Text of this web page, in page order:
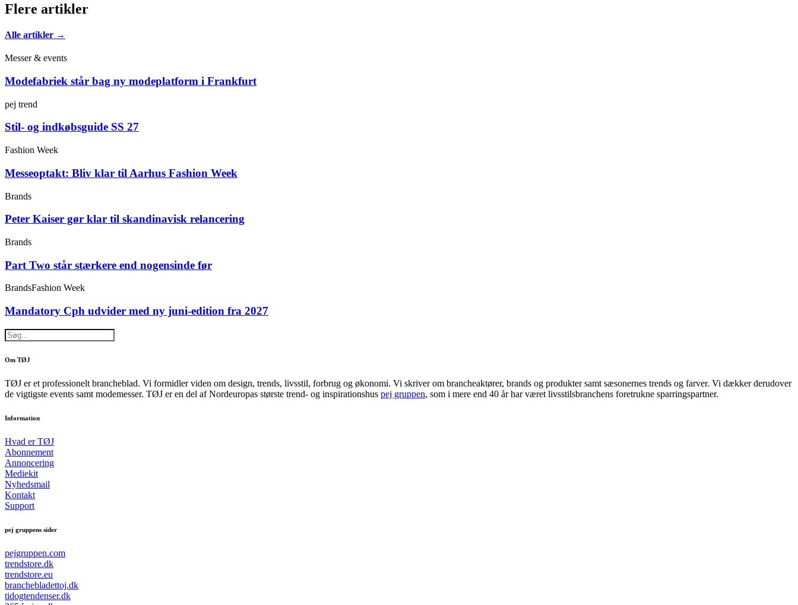
Flere artikler
Alle artikler →
Messer & events
Modefabriek står bag ny modeplatform i Frankfurt
pej trend
Stil- og indkøbsguide SS 27
Fashion Week
Messeoptakt: Bliv klar til Aarhus Fashion Week
Brands
Peter Kaiser gør klar til skandinavisk relancering
Brands
Part Two står stærkere end nogensinde før
BrandsFashion Week
Mandatory Cph udvider med ny juni-edition fra 2027
Om TØJ
TØJ er et professionelt brancheblad. Vi formidler viden om design, trends, livsstil, forbrug og økonomi. Vi skriver om brancheaktører, brands og produkter samt sæsonernes trends og farver. Vi dækker derudover
de vigtigste events samt modemesser. TØJ er en del af Nordeuropas største trend- og inspirationshus pej gruppen, som i mere end 40 år har været livsstilsbranchens foretrukne sparringspartner.
Information
Hvad er TØJ
Abonnement
Annoncering
Mediekit
Nyhedsmail
Kontakt
Support
pej gruppens sider
pejgruppen.com
trendstore.dk
trendstore.eu
branchebladettoj.dk
tidogtendenser.dk